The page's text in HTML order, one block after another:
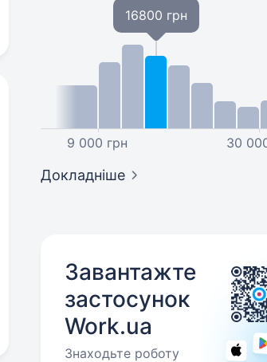
9 000 грн
16800 грн
30
Докладніше
Завантажте
застосунок
Work.ua
Знаходьте роботу